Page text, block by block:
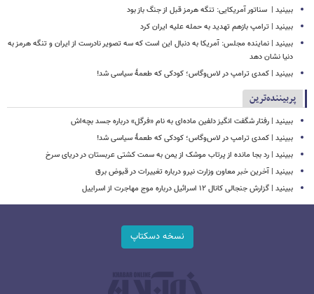
ببینید | ‏ سناتور آمریکایی: تنگه هرمز قبل از جنگ باز بود
ببینید | ترامپ بازهم تهدید به حمله علیه ایران کرد
ببینید | نماینده مجلس: آمریکا به دنبال این است که سه تصویر نادرست از ایران و تنگه هرمز به
دنیا نشان دهد
ببینید | کمدی ترامپ در لاس‌وگاس؛ کودکی که طعمۀ سیاسی شد!
پربیننده‌ترین
ببینید | رفتار شگفت انگیز دلفین ماده‌ای به نام «فرگل» درباره جسد بچه‌اش
ببینید | کمدی ترامپ در لاس‌وگاس؛ کودکی که طعمۀ سیاسی شد!
ببینید | رد بجا مانده از پرتاب موشک از یمن به سمت کشتی‌ عربستان در دریای سرخ
ببینید | آخرین خبر معاون وزارت نیرو درباره تغییرات در قبوض برق
ببینید | گزارش جنجالی کانال ۱۲ اسرائیل درباره موج مهاجرت از اسراییل
نسخه دسکتاپ